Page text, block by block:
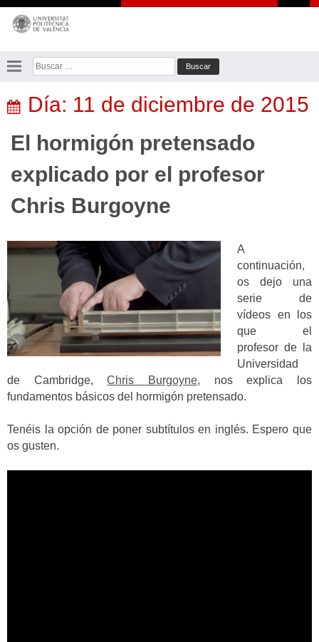
Saltar
contenido
Buscar:
Día: 11 de diciembre de 2015
El hormigón pretensado
explicado por el profesor
Chris Burgoyne
A
continuación,
os dejo una
serie de
vídeos en los
que el
profesor de la
Universidad
de Cambridge,Chris Burgoyne, nos explica los
fundamentos básicos del hormigón pretensado.
Tenéis la opción de poner subtítulos en inglés. Espero que
os gusten.